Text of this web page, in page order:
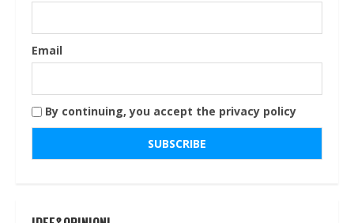
Email
By continuing, you accept the privacy policy